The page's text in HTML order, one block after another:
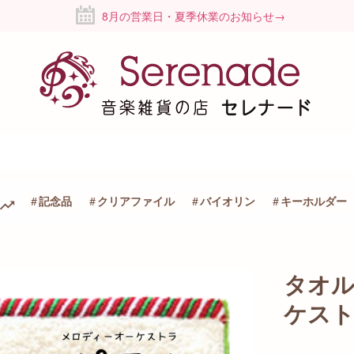
8月の営業日・夏季休業のお知らせ→
記念品 クリアファイル バイオリン キーホルダー
タオ
ケス